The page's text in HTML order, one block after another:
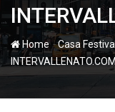
Home-Casa Festival